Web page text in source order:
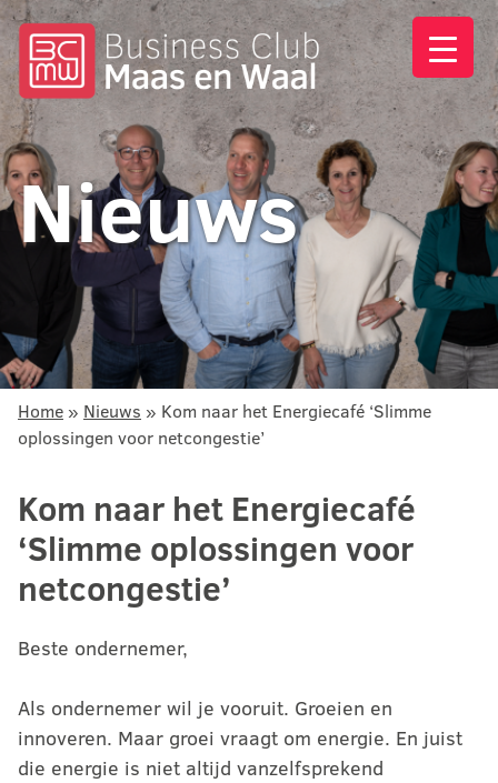
Nieuws
Home » Nieuws » Kom naar het Energiecafé ‘Slimme
oplossingen voor netcongestie’
Kom naar het Energiecafé
‘Slimme oplossingen voor
netcongestie’
Beste ondernemer,
Als ondernemer wil je vooruit. Groeien en
innoveren. Maar groei vraagt om energie. En juist
die energie is niet altijd vanzelfsprekend